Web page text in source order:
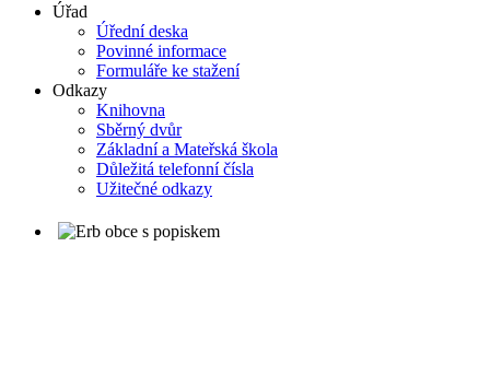
Úřad
Úřední deska
Povinné informace
Formuláře ke stažení
Odkazy
Knihovna
Sběrný dvůr
Základní a Mateřská škola
Důležitá telefonní čísla
Užitečné odkazy